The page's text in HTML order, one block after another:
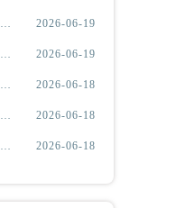
天津积家官方售后服务中心｜热线电话与门店地址权威信息公示（2026年6月最新） 2026-06-19
亲身探访积家天津官方售后服务中心｜网点地址及官方服务电话（2026年6月最新） 2026-06-19
亲身探访积家天津官方售后服务中心｜官方热线与门店地址（2026年6月最新） 2026-06-18
亲身探访积家天津官方售后服务中心｜地址与官方电话（2026年6月最新） 2026-06-18
天津积家官方售后服务中心｜全新官方服务电话与地址权威信息公示（2026年6月最新） 2026-06-18